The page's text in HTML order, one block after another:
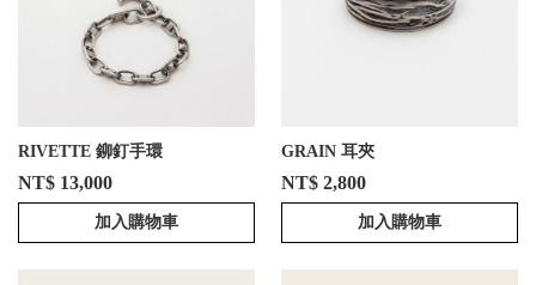
RIVETTE 鉚釘手環
NT$ 13,000
加入購物車
GRAIN 耳夾
NT$ 2,800
加入購物車